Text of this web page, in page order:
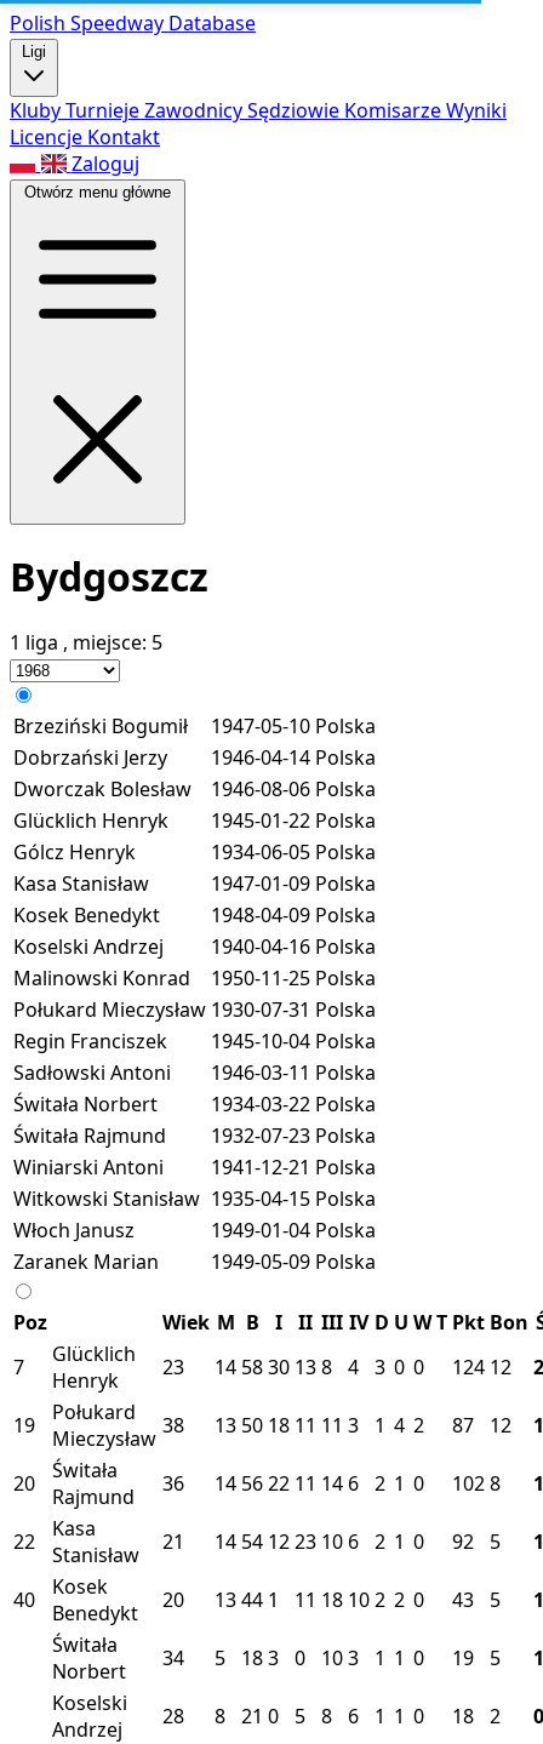
Polish Speedway Database
Ligi
KlubyTurniejeZawodnicySędziowie KomisarzeWyniki
Licencje Kontakt
Zaloguj
Otwórz menu główne
Bydgoszcz
1 liga , miejsce: 5
Brzeziński Bogumił 1947-05-10 Polska
Dobrzański Jerzy
1946-04-14 Polska
Dworczak Bolesław
1946-08-06 Polska
Glücklich Henryk
1945-01-22 Polska
Gólcz Henryk
1934-06-05 Polska
Kasa Stanisław
1947-01-09 Polska
Kosek Benedykt
1948-04-09 Polska
Koselski Andrzej
1940-04-16 Polska
Malinowski Konrad
1950-11-25 Polska
Połukard Mieczysław 1930-07-31 Polska
Regin Franciszek
1945-10-04 Polska
Sadłowski Antoni
1946-03-11 Polska
Świtała Norbert
1934-03-22 Polska
Świtała Rajmund
1932-07-23 Polska
Winiarski Antoni
1941-12-21 Polska
Witkowski Stanisław 1935-04-15 Polska
Włoch Janusz
1949-01-04 Polska
Zaranek Marian
1949-05-09 Polska
Poz Wiek M B I II III IV D U WT Pkt Bon
7
Glücklich
Henryk
23 14 5830 138 4 3 0 0 124 12
19
Połukard
Mieczysław 38 13 50 18 11 11 3 1 4 2 87 12
20
Świtała
Rajmund
36 14 5622 11 14 6 2 1 0 1028
22
Kasa
Stanisław
21 14 54 1223 10 6 2 1 0 92 5
40
Kosek
Benedykt
20 1344 1 11 18 102 2 0 43 5
Świtała
Norbert
34 5 183 0 103 1 1 0 19 5
Koselski
Andrzej
28 8 21 0 5 8 6 1 1 0 18 2